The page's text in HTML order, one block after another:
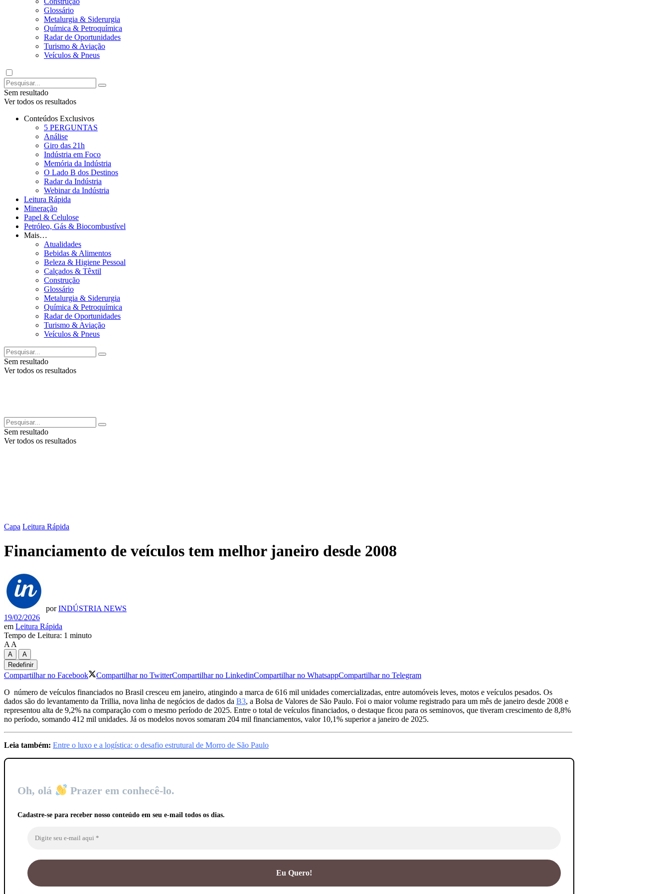
Leitura Rápida
Mineração
Papel & Celulose
Petróleo, Gás & Biocombustível
Mais…
Atualidades
Bebidas & Alimentos
Beleza & Higiene Pessoal
Calçados & Têxtil
Construção
Glossário
Química & Petroquímica
Radar de Oportunidades
Turismo & Aviação
Veículos & Pneus
Mais…
Atualidades
Bebidas & Alimentos
Beleza & Higiene Pessoal
Calçados & Têxtil
Glossário
Metalurgia & Siderurgia
Química & Petroquímica
Turismo & Aviação
Veículos & Pneus
Sem resultado
Ver todos os resultados
Sem resultado
Ver todos os resultados
Leitura Rápida
Financiamento de veículos tem
melhor janeiro desde 2008
porINDÚSTRIA NEWS
número de veículos financiados no Brasil cresceu em janeiro, atingindo a marca de 616 mil unidades comercializadas, entre automóveis leves, motos e
veículos pesados. Os dados são do levantamento da Trillia, nova linha de negócios de dados da
B3, a Bolsa de Valores de São Paulo. Foi o maior volume
registrado para um mês de janeiro desde 2008 e representou alta de 9,2% na comparação com o mesmo período de 2025. Entre o total de veículos
somaram 204 mil financiamentos, valor 10,1% superior a janeiro de 2025.
Leia também:Entre o luxo e a logística: o desafio estrutural de Morro de São Paulo
Oh, olá
Cadastre-se para receber nosso conteúdo em seu e-mail todos os dias.
Artigo Anterior
CBA acelera modernização industrial com apoio de R$715 milhões do BNDES
NOTÍCIAS